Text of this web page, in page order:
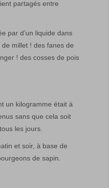
partagés entre
par d’un liquide dans
millet ! des fanes de
! des cosses de pois
un kilogramme était à
sans que cela soit
les jours.
et soir, à base de
de sapin.